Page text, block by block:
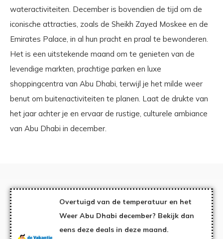
wateractiviteiten. December is bovendien de tijd om de
iconische attracties, zoals de Sheikh Zayed Moskee en de
Emirates Palace, in al hun pracht en praal te bewonderen.
Het is een uitstekende maand om te genieten van de
levendige markten, prachtige parken en luxe
shoppingcentra van Abu Dhabi, terwijl je het milde weer
benut om buitenactiviteiten te planen. Laat de drukte van
het jaar achter je en ervaar de rustige, culturele ambiance
van Abu Dhabi in december.
Overtuigd van de temperatuur en het
Weer Abu Dhabi december? Bekijk dan
eens deze deals in deze maand.